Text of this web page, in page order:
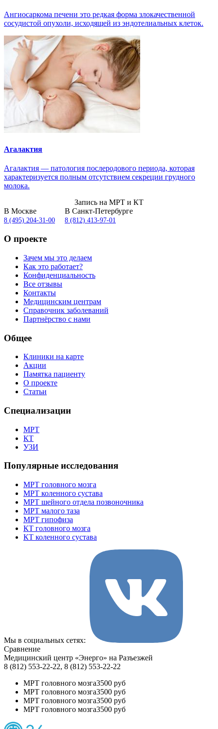
Ангиосаркома печени это редкая форма злокачественной
сосудистой опухоли, исходящей из эндотелиальных клеток.
Агалактия
Агалактия — патология послеродового периода, которая
характеризуется полным отсутствием секреции грудного
молока.
Запись на МРТ и КТ
В Москве
8 (495) 204-31-00
В Санкт-Петербурге
8 (812) 413-97-01
О проекте
Зачем мы это делаем
Как это работает?
Конфиденциальность
Все отзывы
Контакты
Медицинским центрам
Справочник заболеваний
Партнёрство с нами
Общее
Клиники на карте
Акции
Памятка пациенту
О проекте
Статьи
Специализации
МРТ
КТ
УЗИ
Популярные исследования
МРТ головного мозга
МРТ коленного сустава
МРТ шейного отдела позвоночника
МРТ малого таза
МРТ гипофиза
КТ головного мозга
КТ коленного сустава
Мы в социальных сетях:
Сравнение
Медицинский центр «Энерго» на Разъезжей
8 (812) 553-22-22, 8 (812) 553-22-22
МРТ головного мозга3500 руб
МРТ головного мозга3500 руб
МРТ головного мозга3500 руб
МРТ головного мозга3500 руб